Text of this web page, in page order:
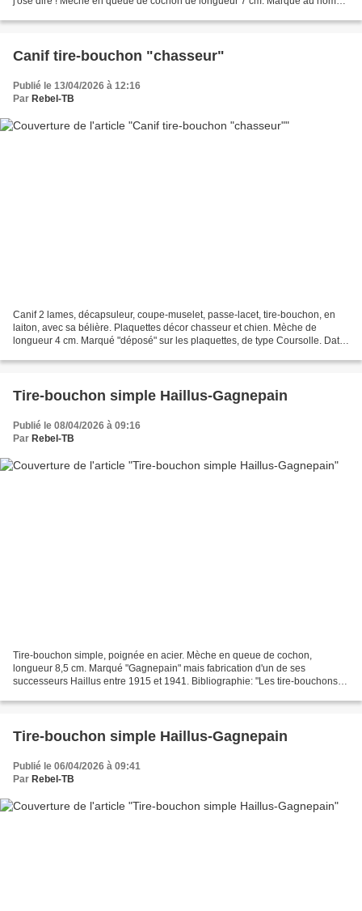
Canif tire-bouchon "chasseur"
Publié le 13/04/2026 à 12:16
Par Rebel-TB
Canif 2 lames, décapsuleur, coupe-muselet, passe-lacet, tire-bouchon, en
laiton, avec sa bélière. Plaquettes décor chasseur et chien. Mèche de
longueur 4 cm. Marqué "déposé" sur les plaquettes, de type Coursolle. Date
Tire-bouchon simple Haillus-Gagnepain
Publié le 08/04/2026 à 09:16
Par Rebel-TB
Tire-bouchon simple, poignée en acier. Mèche en queue de cochon,
longueur 8,5 cm. Marqué "Gagnepain" mais fabrication d'un de ses
successeurs Haillus entre 1915 et 1941. Bibliographie: "Les tire-bouchons
Tire-bouchon simple Haillus-Gagnepain
Publié le 06/04/2026 à 09:41
Par Rebel-TB